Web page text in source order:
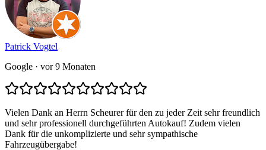
Patrick Vogtel
Google · vor 9 Monaten
Vielen Dank an Herrn Scheurer für den zu jeder Zeit sehr freundlich
und sehr professionell durchgeführten Autokauf! Zudem vielen
Dank für die unkomplizierte und sehr sympathische
Fahrzeugübergabe!